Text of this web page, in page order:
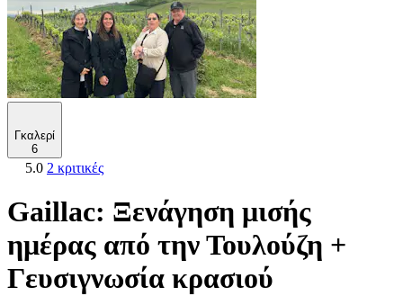
Γκαλερί
6
5.0 2 κριτικές
Gaillac: Ξενάγηση μισής
ημέρας από την Τουλούζη +
Γευσιγνωσία κρασιού